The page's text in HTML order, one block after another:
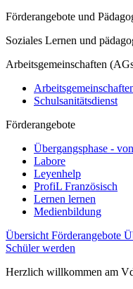
Förderangebote und
Soziales Lernen und
Arbeitsgemeinschaften
Schulsanitätsdienst
Förderangebote
Übergangsphase -
Labore
Leyenhelp
ProfiL Französisch
Lernen lernen
Medienbildung
Übersicht Förderangebote
Schüler werden
Herzlich willkommen am